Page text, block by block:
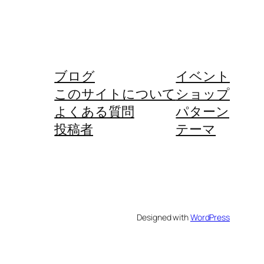
ブログ
このサイトについて
よくある質問
投稿者
イベント
ショップ
パターン
テーマ
Designed withWordPress